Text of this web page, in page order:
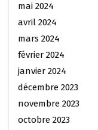
mai 2024
avril 2024
mars 2024
février 2024
janvier 2024
décembre 2023
novembre 2023
octobre 2023